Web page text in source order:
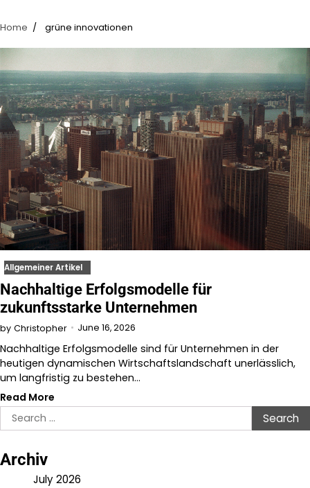
Home grüne innovationen
Allgemeiner Artikel
Nachhaltige Erfolgsmodelle für
zukunftsstarke Unternehmen
by Christopher June 16, 2026
Nachhaltige Erfolgsmodelle sind für Unternehmen in der
heutigen dynamischen Wirtschaftslandschaft unerlässlich,
um langfristig zu bestehen…
Read More
Search
for:
Archiv
July 2026